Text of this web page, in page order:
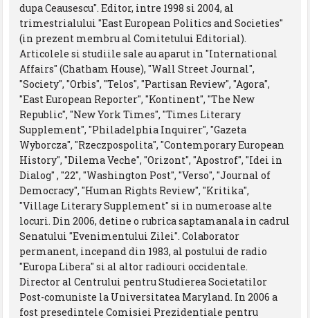
dupa Ceausescu". Editor, intre 1998 si 2004, al
trimestrialului "East European Politics and Societies"
(in prezent membru al Comitetului Editorial).
Articolele si studiile sale au aparut in "International
Affairs" (Chatham House), "Wall Street Journal",
"Society", "Orbis", "Telos", "Partisan Review", "Agora",
"East European Reporter", "Kontinent", "The New
Republic", "New York Times", "Times Literary
Supplement", "Philadelphia Inquirer", "Gazeta
Wyborcza", "Rzeczpospolita", "Contemporary European
History", "Dilema Veche", "Orizont", "Apostrof", "Idei in
Dialog" , "22", "Washington Post", "Verso", "Journal of
Democracy", "Human Rights Review", "Kritika",
"Village Literary Supplement" si in numeroase alte
locuri. Din 2006, detine o rubrica saptamanala in cadrul
Senatului "Evenimentului Zilei". Colaborator
permanent, incepand din 1983, al postului de radio
"Europa Libera" si al altor radiouri occidentale.
Director al Centrului pentru Studierea Societatilor
Post-comuniste la Universitatea Maryland. In 2006 a
fost presedintele Comisiei Prezidentiale pentru